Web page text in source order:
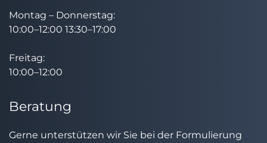
Montag – Donnerstag:
10:00–12:00 13:30–17:00
Freitag:
10:00–12:00
Beratung
Gerne unterstützen wir Sie bei der Formulierung